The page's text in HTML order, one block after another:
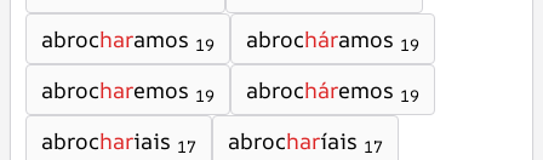
abrocharamos 19 abrocháramos 19
abrocharemos 19 abrocháremos 19
abrochariais 17 abrocharíais 17